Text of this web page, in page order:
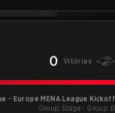
0 Vitórias
- Europe MENA League Kickoff
Group Stage - Group B